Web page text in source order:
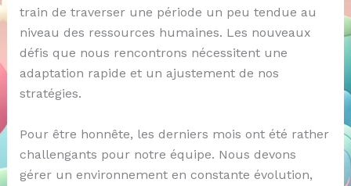
train de traverser une période un peu tendue au
niveau des ressources humaines. Les nouveaux
défis que nous rencontrons nécessitent une
adaptation rapide et un ajustement de nos
stratégies.
Pour être honnête, les derniers mois ont été rather
challengants pour notre équipe. Nous devons
gérer un environnement en constante évolution,